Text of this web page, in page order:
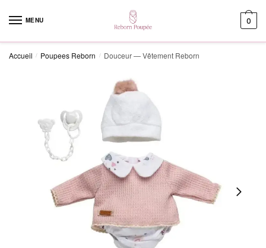
MENU 0
Accueil / Poupees Reborn / Douceur — Vêtement Reborn